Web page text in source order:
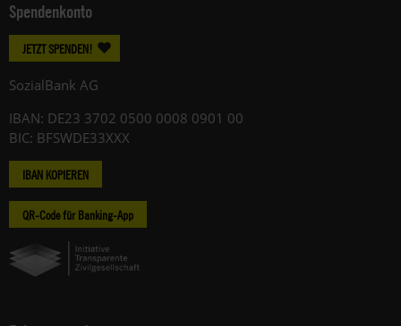
Spendenkonto
JETZT SPENDEN!
SozialBank AG
IBAN: DE23 3702 0500 0008 0901 00
BIC: BFSWDE33XXX
IBAN KOPIEREN
QR-Code für Banking-App